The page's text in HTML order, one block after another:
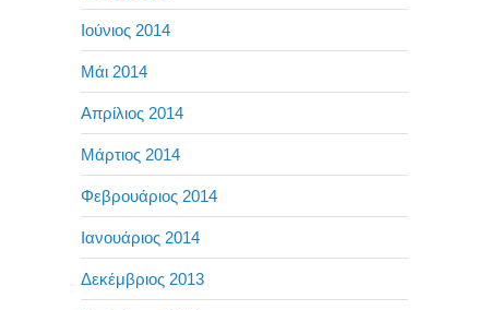
Ιούνιος 2014
Μάι 2014
Απρίλιος 2014
Μάρτιος 2014
Φεβρουάριος 2014
Ιανουάριος 2014
Δεκέμβριος 2013